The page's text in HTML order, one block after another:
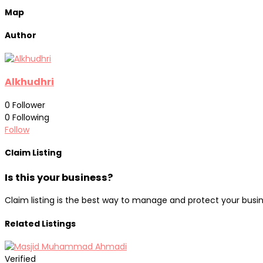
Map
Author
Alkhudhri
0 Follower
0 Following
Follow
Claim Listing
Is this your business?
Claim listing is the best way to manage and protect your
Related Listings
Verified